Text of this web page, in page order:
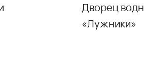
Дворец
«Лужники»